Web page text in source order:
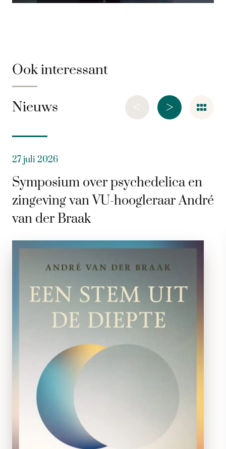
Ook interessant
Nieuws >
<
27 juli 2026
Symposium over psychedelica en
zingeving van VU-hoogleraar André
van der Braak